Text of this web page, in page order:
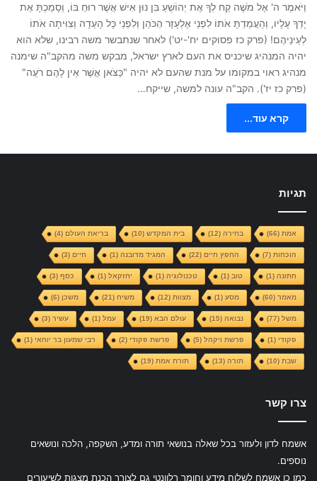
וַיֹּאמֶר ה' אֶל מֹשֶׁה קַח לְךָ אֶת יְהוֹשֻׁעַ בִּן נוּן אִישׁ אֲשֶׁר רוּחַ בּוֹ, וְסָמַכְתָּ אֶת
יָדְךָ עָלָיו, וְהַעֲמַדְתָּ אֹתוֹ לִפְנֵי אֶלְעָזָר הַכֹּהֵן וְלִפְנֵי כָּל הָעֵדָה וְצִוִּיתָה אֹתוֹ
לְעֵינֵיהֶם! (פרק כז פסוקים יח'-יט') לאחר שנתבשר משה רבינו, שלא הוא
יהיה המנהיג שיכניס את העם לארץ ישראל, מבקש משה מהקב"ה שימנה
מנהיג ראוי במקומו על מנת שהעם לא יהיה "כַּצֹּאן אֲשֶׁר אֵין לָהֶם רֹעֶה"
(פרק כז יז'). הקב"ה עונה למשה, שייקח…
קרא עוד...
תגיות
אמת(66) בחירה(12) בית המקדש(10) בריאת העולם(4)
הוכחות(7) החפץ חיים(22) המגיד מדובנה(1) חיים(3)
חתונה(1) טוב(1) טכנולוגיה(1) יחזקאל(1) כסף(3)
מאמר(60) מסע(1) מצוות(12) משיח(21) משכן(6)
משל(77) נבואה(15) עולם הבא(19) עמל(1) עשיר(3)
פקודי (1) פרשת ויקהל(5) פרשת פקודי (2) רבי שמעון בר יוחאי (1)
שבת(10) תורה(13) תורת אמת(19)
צרו קשר
אשמח לדון ולעזור בכל שאלה בנושאי תורה ומדע, השקפה, הלכה ונושאים
נוספים.
כמו כן אשמח לשלוח מידע וחומר רלוונטי גם לצורך הכנת מצגות לשיעורים